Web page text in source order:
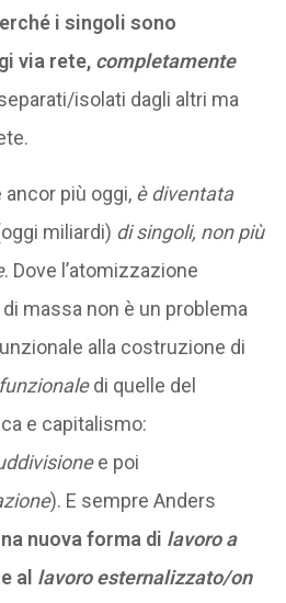
i singoli sono
via rete, completamente
isolati dagli altri ma
ancor più oggi, è diventata
miliardi) di singoli, non più
. Dove l’atomizzazione
massa non è un problema
alla costruzione di
funzionaledi quelle del
e capitalismo:
e poi
). E sempre Anders
nuova forma di lavoro a
al lavoro esternalizzato/on